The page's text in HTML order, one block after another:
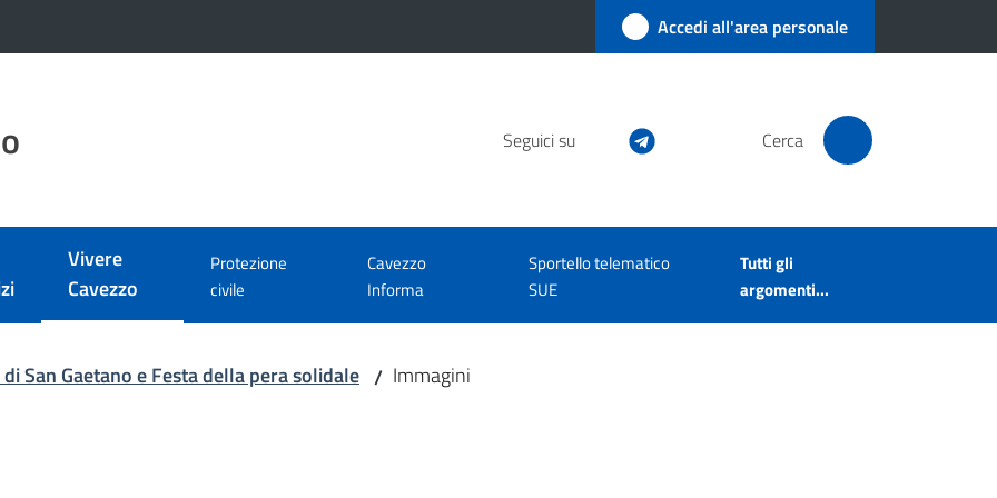
Accedi all'area personale
Seguici su Cerca
Vivere
Cavezzo
Menu selezionato
Protezione
civile
Cavezzo
Informa
Sportello telematico
SUE
Tutti gli
argomenti...
San Gaetano e Festa della pera solidale / Immagini